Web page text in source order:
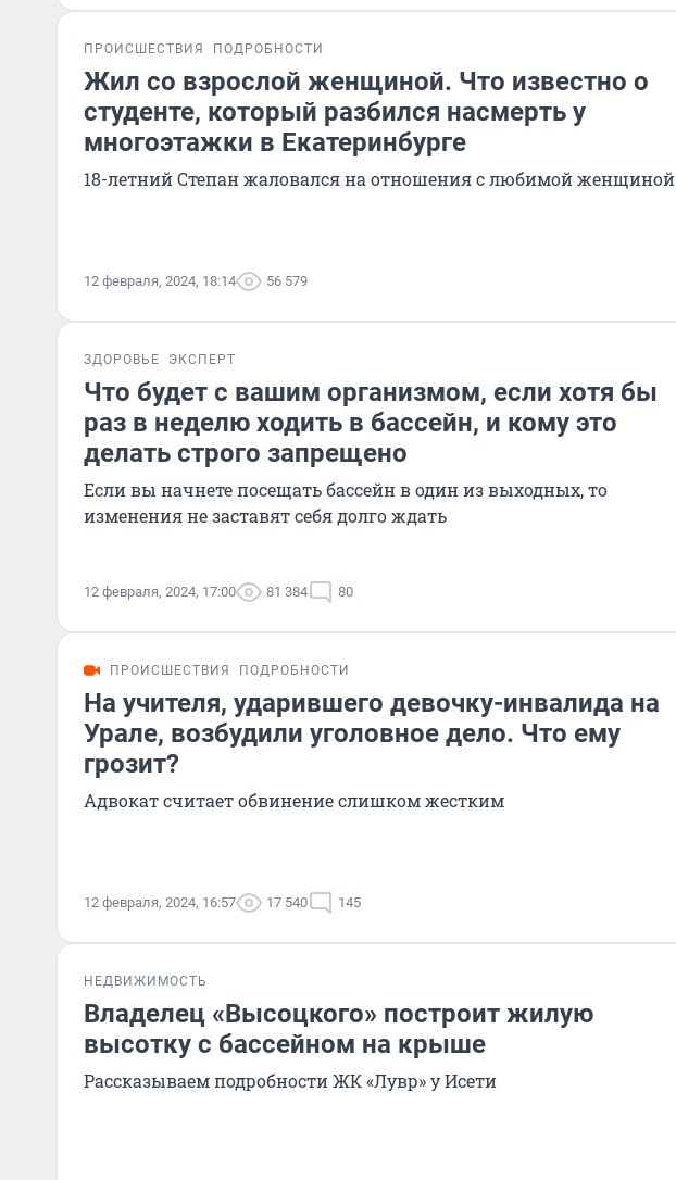
ПРОИСШЕСТВИЯ ПОДРОБНОСТИ
Жил со взрослой женщиной. Что известно о
студенте, который разбился насмерть у
многоэтажки в Екатеринбурге
18-летний Степан жаловался на отношения с любимой женщиной
12 февраля, 2024, 18:14 56 579
ЗДОРОВЬЕ ЭКСПЕРТ
Что будет с вашим организмом, если хотя бы
раз в неделю ходить в бассейн, и кому это
делать строго запрещено
Если вы начнете посещать бассейн в один из выходных, то
изменения не заставят себя долго ждать
12 февраля, 2024, 17:00 81 384 80
ПРОИСШЕСТВИЯ ПОДРОБНОСТИ
На учителя, ударившего девочку-инвалида на
Урале, возбудили уголовное дело. Что ему
грозит?
Адвокат считает обвинение слишком жестким
12 февраля, 2024, 16:57 17 540 145
НЕДВИЖИМОСТЬ
Владелец «Высоцкого» построит жилую
высотку с бассейном на крыше
Рассказываем подробности ЖК «Лувр» у Исети